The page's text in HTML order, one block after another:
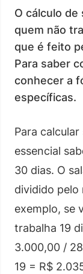
O cálculo de
quem não
que é feito
Para saber
conhecer a
específicas.
Para
essencial
30 dias. O
dividido pelo
exemplo, se
trabalha 19
3.000,00 / 28
19 = R$